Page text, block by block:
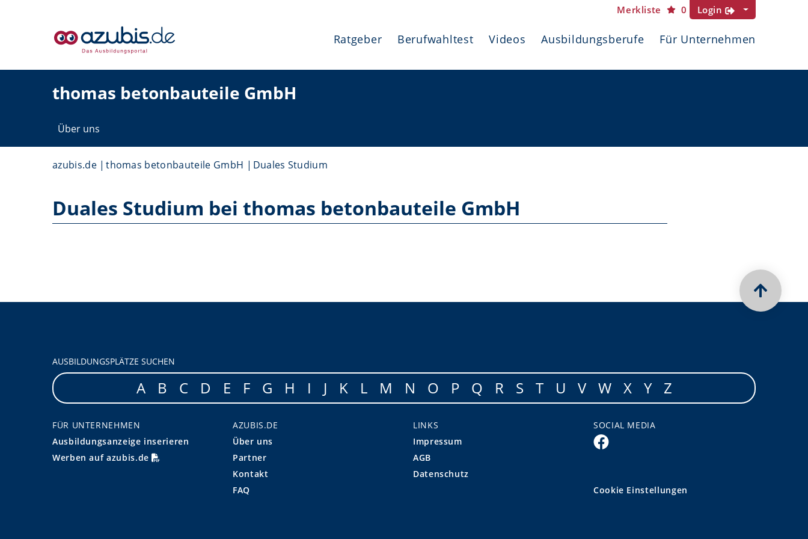
Merkliste 0 Login
Ratgeber Berufwahltest Videos Ausbildungsberufe Für Unternehmen
thomas betonbauteile GmbH
Über uns
azubis.de thomas betonbauteile GmbH Duales Studium
Duales Studium bei thomas betonbauteile GmbH
AUSBILDUNGSPLÄTZE SUCHEN
A B C D E F G H I J K L M N O P Q R S T U V W X Y Z
FÜR UNTERNEHMEN
Ausbildungsanzeige inserieren
Werben auf azubis.de
AZUBIS.DE
Über uns
Partner
Kontakt
FAQ
LINKS
Impressum
AGB
Datenschutz
SOCIAL MEDIA
Cookie Einstellungen